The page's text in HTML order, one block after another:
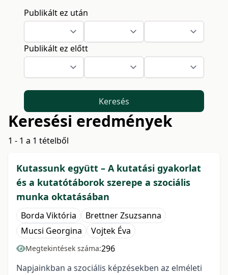
Publikált ez után
Publikált ez előtt
Keresés
Keresési eredmények
1 - 1 a 1 tételből
Kutassunk együtt – A kutatási gyakorlat
és a kutatótáborok szerepe a szociális
munka oktatásában
Borda Viktória
Brettner Zsuzsanna
Mucsi Georgina
Vojtek Éva
Megtekintések száma:296
Napjainkban a szociális képzésekben az elméleti